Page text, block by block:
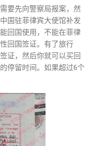
要先向警察局报案，然
国驻菲律宾大使馆补发
回国使用，不能在菲律
回国签证。有了旅行
证，然后你就可以买回
停留时间。如果超过6个